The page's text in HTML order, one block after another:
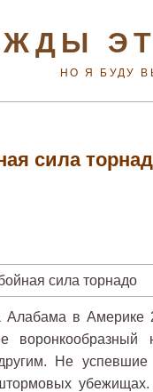
НО Я БУДУ
сила
Алабама в
Не успевшие